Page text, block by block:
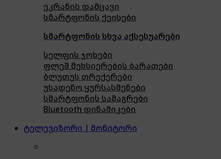
ეკრანის დამცავი
სმარტფონის ქეისები
სმარტფონის სხვა აქსესუარები
სელფის ჯოხები
ფლეშ მეხსიერების ბარათები
ბლუთუს თრექერები
უსადენო ყურსასმენები
სმარტფონის სამაგრები
Bluetooth დინამიკები
ტელევიზორი | მონიტორი